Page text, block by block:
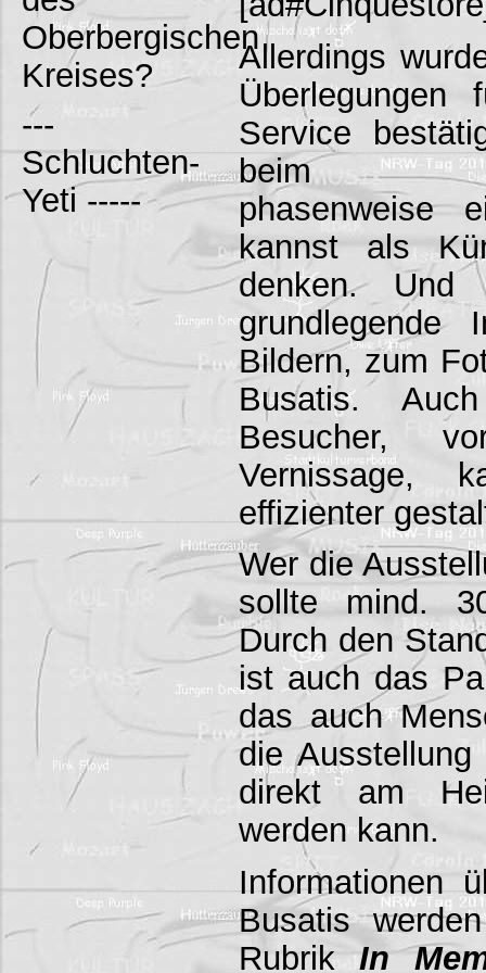
Oberbergischen
Kreises?
---
Schluchten-
Yeti -----
Allerdings
Überlegungen
Service
beim
phasenweise
kannst als
denken. Und
grundlegende
Bildern, zum
Busatis.
Besucher,
Vernissage,
effizienter
Wer die
sollte mind.
Durch den
ist auch das
das auch
die
direkt am
werden kann.
Informationen
Busatis
RubrikIn